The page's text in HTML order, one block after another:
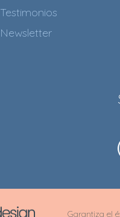
Testimonios
Newsletter
Garantiza el